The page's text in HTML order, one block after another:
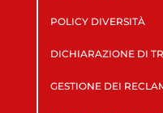
POLICY DIVERSITÀ
DICHIARAZIONE DI
GESTIONE DEI